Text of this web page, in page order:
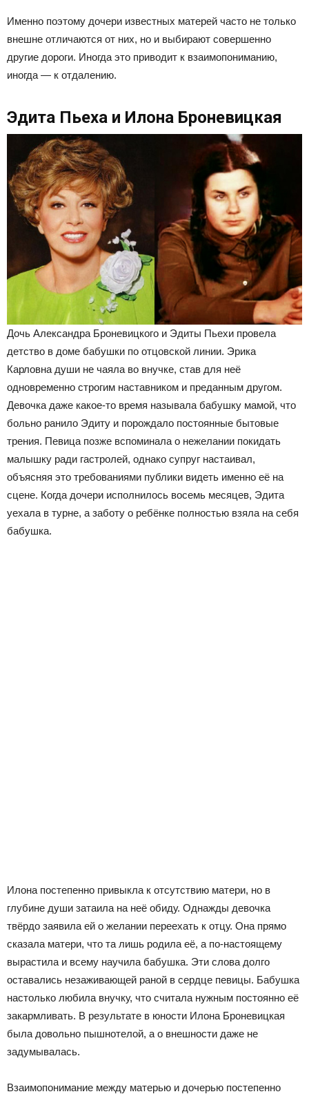
Именно поэтому дочери известных матерей часто не только
внешне отличаются от них, но и выбирают совершенно
другие дороги. Иногда это приводит к взаимопониманию,
иногда — к отдалению.
Эдита Пьеха и Илона Броневицкая
Дочь Александра Броневицкого и Эдиты Пьехи провела
детство в доме бабушки по отцовской линии. Эрика
Карловна души не чаяла во внучке, став для неё
одновременно строгим наставником и преданным другом.
Девочка даже какое-то время называла бабушку мамой, что
больно ранило Эдиту и порождало постоянные бытовые
трения. Певица позже вспоминала о нежелании покидать
малышку ради гастролей, однако супруг настаивал,
объясняя это требованиями публики видеть именно её на
сцене. Когда дочери исполнилось восемь месяцев, Эдита
уехала в турне, а заботу о ребёнке полностью взяла на себя
бабушка.
Илона постепенно привыкла к отсутствию матери, но в
глубине души затаила на неё обиду. Однажды девочка
твёрдо заявила ей о желании переехать к отцу. Она прямо
сказала матери, что та лишь родила её, а по-настоящему
вырастила и всему научила бабушка. Эти слова долго
оставались незаживающей раной в сердце певицы. Бабушка
настолько любила внучку, что считала нужным постоянно её
закармливать. В результате в юности Илона Броневицкая
была довольно пышнотелой, а о внешности даже не
задумывалась.
Взаимопонимание между матерью и дочерью постепенно